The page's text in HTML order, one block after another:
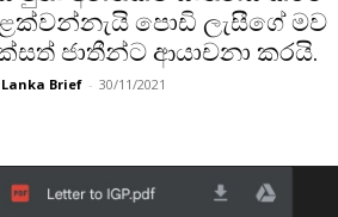
පොඩි ලැසීගේ මව
ජාතීන්ට ආයාචනා කරයි.
Lanka Brief - 30/11/2021